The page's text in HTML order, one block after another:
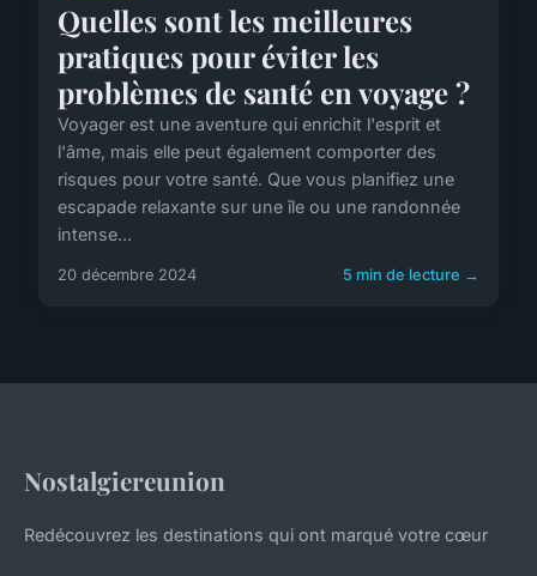
Quelles sont les meilleures
pratiques pour éviter les
problèmes de santé en voyage ?
Voyager est une aventure qui enrichit l'esprit et
l'âme, mais elle peut également comporter des
risques pour votre santé. Que vous planifiez une
escapade relaxante sur une île ou une randonnée
intense...
20 décembre 2024 5 min de lecture →
Nostalgiereunion
Redécouvrez les destinations qui ont marqué votre cœur